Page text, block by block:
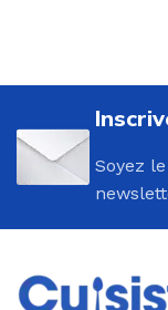
Soyez